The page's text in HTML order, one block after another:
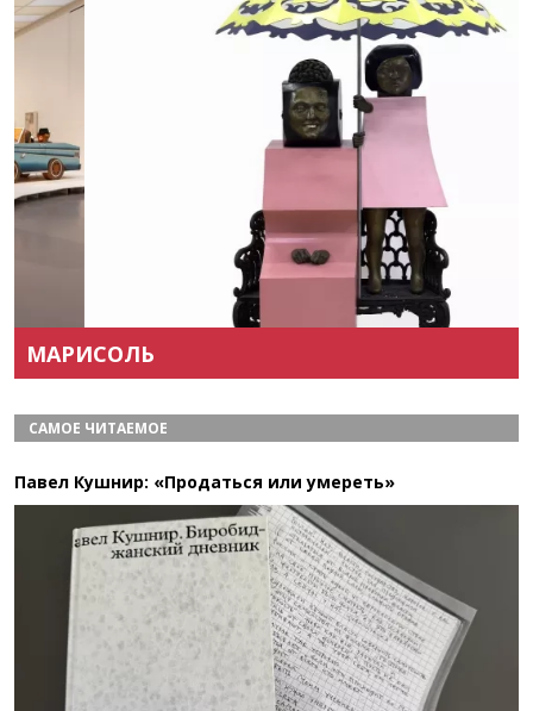
МАРИСОЛЬ
САМОЕ ЧИТАЕМОЕ
Павел Кушнир: «Продаться или умереть»